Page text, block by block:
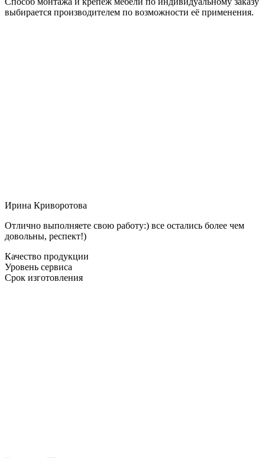
выбирается производителем по возможности её применения.
Ирина Криворотова
Отлично выполняете свою работу:) все остались более чем
довольны, респект!)
Качество продукции
Уровень сервиса
Срок изготовления